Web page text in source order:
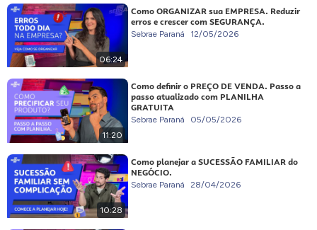
06:24
Como ORGANIZAR sua EMPRESA. Reduzir
erros e crescer com SEGURANÇA.
Sebrae Paraná 12/05/2026
11:20
Como definir o PREÇO DE VENDA. Passo a
passo atualizado com PLANILHA
GRATUITA
Sebrae Paraná 05/05/2026
10:28
Como planejar a SUCESSÃO FAMILIAR do
NEGÓCIO.
Sebrae Paraná 28/04/2026